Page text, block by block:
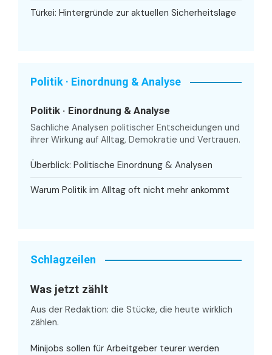
Türkei: Hintergründe zur aktuellen Sicherheitslage
Politik · Einordnung & Analyse
Politik · Einordnung & Analyse
Sachliche Analysen politischer Entscheidungen und
ihrer Wirkung auf Alltag, Demokratie und Vertrauen.
Überblick: Politische Einordnung & Analysen
Warum Politik im Alltag oft nicht mehr ankommt
Schlagzeilen
Was jetzt zählt
Aus der Redaktion: die Stücke, die heute wirklich
zählen.
Minijobs sollen für Arbeitgeber teurer werden